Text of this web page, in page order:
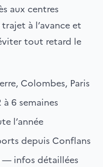
aux centres
à l’avance et
tout retard le
Colombes, Paris
6 semaines
l’année
depuis Conflans
— infos détaillées